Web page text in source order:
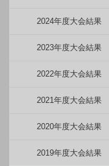
2024年度大会結果
2023年度大会結果
2022年度大会結果
2021年度大会結果
2020年度大会結果
2019年度大会結果